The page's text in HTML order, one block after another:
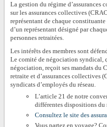
La gestion du régime d’assurances
sur les assurances collectives
représentant de chaque
d’un représentant désigné par
personnes retraitées.
Les intérêts des membres sont
Le comité de négociation syndical,
négociation, reçoit ses mandats du
retraite et d’assurances collectives
syndicats d’employés du réseau.
L’article 21 de notre
différentes dispositions du
Consultez le site des
Vous partez en voyage?